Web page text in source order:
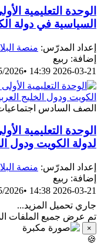
الوحدة التعليمية
السياسية في دولة
إعداد المدرّس: منصة
إضافة: ربيع
2026-03-21 14:39
•
2026
الصف السادس
الوحدة التعليمية
لدولة الكويت ودول
إعداد المدرّس: منصة
إضافة: ربيع
2026-03-21 14:38
•
2026
جاري تحميل المزيد...
تم عرض جميع الملفات
×
🍪